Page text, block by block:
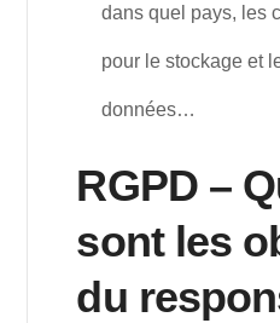
dans quel pays, les
pour le stockage et
données…
RGPD –
sont les
du